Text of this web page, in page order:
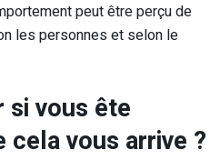
peut être perçu de
les personnes et selon le
si vous ête
cela vous arrive ?